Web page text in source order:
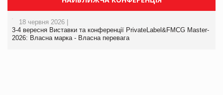
18 червня 2026 |
3-4 вересня Виставки та конференції PrivateLabel&FMCG Master-
2026: Власна марка - Власна перевага